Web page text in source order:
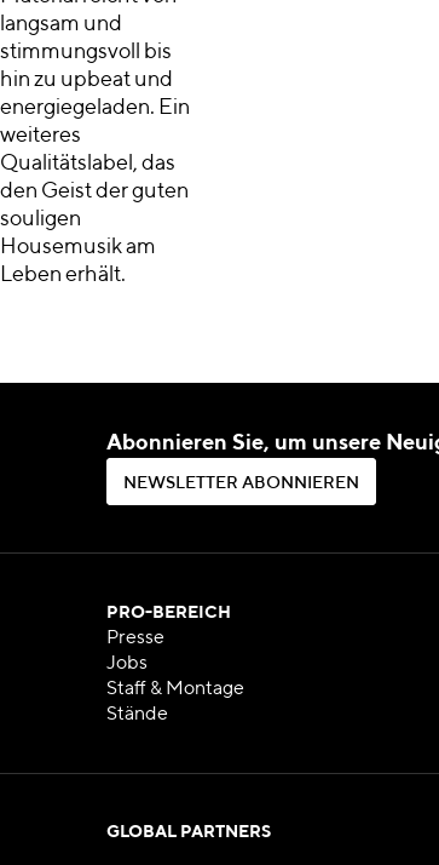
langsam und
stimmungsvoll bis
hin zu upbeat und
energiegeladen. Ein
weiteres
Qualitätslabel, das
den Geist der guten
souligen
Housemusik am
Leben erhält.
Abonnieren Sie, um unsere
N EWS L E E R A BO N N E R E N
NEWSLETTER ABONNIEREN
PRO-BEREICH
Presse
Jobs
Staff & Montage
Stände
GLOBAL PARTNERS